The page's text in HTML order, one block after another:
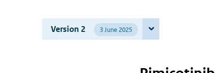
here:
Version 2 3 June 2025